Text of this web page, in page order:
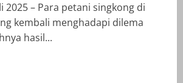
2025 – Para petani singkong di
kembali menghadapi dilema
hasil...